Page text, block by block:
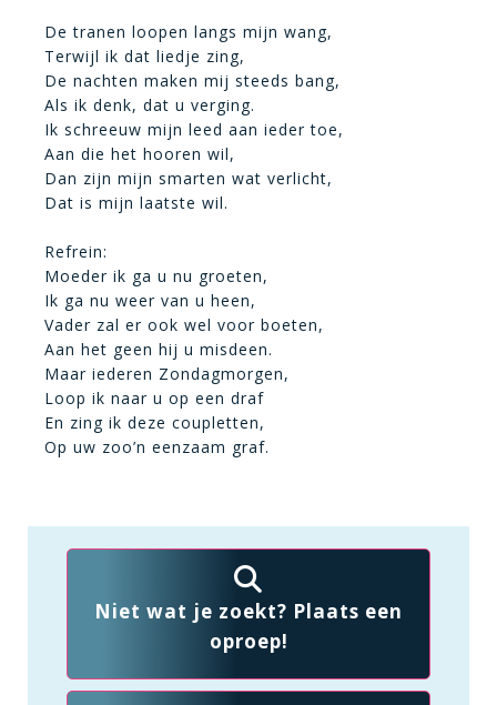
De tranen loopen langs mijn wang,
Terwijl ik dat liedje zing,
De nachten maken mij steeds bang,
Als ik denk, dat u verging.
Ik schreeuw mijn leed aan ieder toe,
Aan die het hooren wil,
Dan zijn mijn smarten wat verlicht,
Dat is mijn laatste wil.
Refrein:
Moeder ik ga u nu groeten,
Ik ga nu weer van u heen,
Vader zal er ook wel voor boeten,
Aan het geen hij u misdeen.
Maar iederen Zondagmorgen,
Loop ik naar u op een draf
En zing ik deze coupletten,
Op uw zoo’n eenzaam graf.
Niet wat je zoekt? Plaats een
oproep!